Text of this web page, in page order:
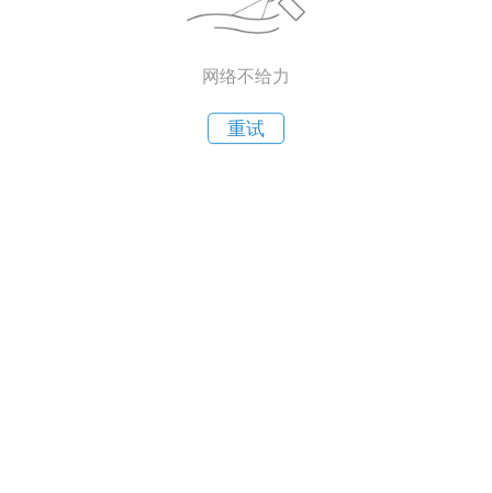
网络不给力
重试